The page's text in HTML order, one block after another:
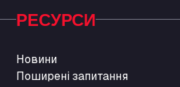
РЕСУРСИ
Новини
Поширені запитання